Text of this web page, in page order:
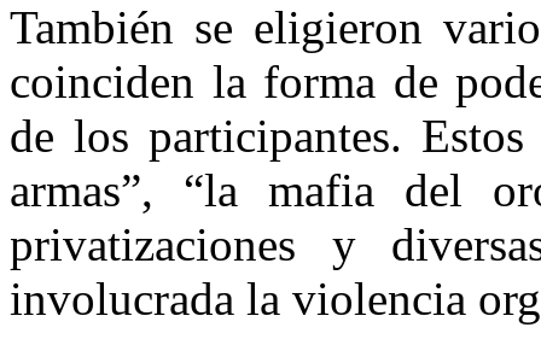
También se eligieron
coinciden la forma de
de los participantes.
armas”, “la mafia del
privatizaciones y
involucrada la violencia